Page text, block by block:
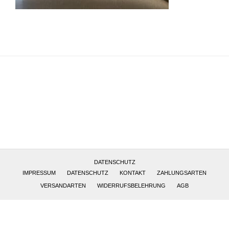
DATENSCHUTZ
IMPRESSUM
DATENSCHUTZ KONTAKT ZAHLUNGSARTEN
VERSANDARTEN WIDERRUFSBELEHRUNG AGB